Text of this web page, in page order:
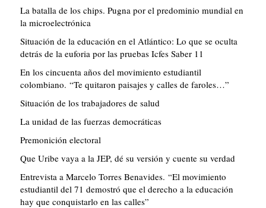
La batalla de los chips. Pugna por el predominio mundial en
la microelectrónica
Situación de la educación en el Atlántico: Lo que se oculta
detrás de la euforia por las pruebas Icfes Saber 11
En los cincuenta años del movimiento estudiantil
colombiano. “Te quitaron paisajes y calles de faroles…”
Situación de los trabajadores de salud
La unidad de las fuerzas democráticas
Premonición electoral
Que Uribe vaya a la JEP, dé su versión y cuente su verdad
Entrevista a Marcelo Torres Benavides. “El movimiento
estudiantil del 71 demostró que el derecho a la educación
hay que conquistarlo en las calles”